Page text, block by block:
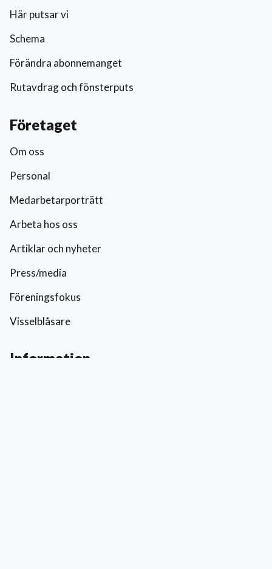
Här putsar vi
Schema
Förändra abonnemanget
Rutavdrag och fönsterputs
Företaget
Om oss
Personal
Medarbetarporträtt
Arbeta hos oss
Artiklar och nyheter
Press/media
Föreningsfokus
Visselblåsare
Information